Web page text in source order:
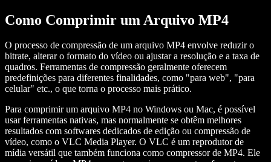
Como Comprimir um Arquivo MP4
O processo de compressão de um arquivo MP4 envolve reduzir o
bitrate, alterar o formato do vídeo ou ajustar a resolução e a taxa de
quadros. Ferramentas de compressão geralmente oferecem
predefinições para diferentes finalidades, como "para web", "para
celular" etc., o que torna o processo mais prático.
Para comprimir um arquivo MP4 no Windows ou Mac, é possível
usar ferramentas nativas, mas normalmente se obtêm melhores
resultados com softwares dedicados de edição ou compressão de
vídeo, como o VLC Media Player. O VLC é um reprodutor de
mídia versátil que também funciona como compressor de MP4. Ele